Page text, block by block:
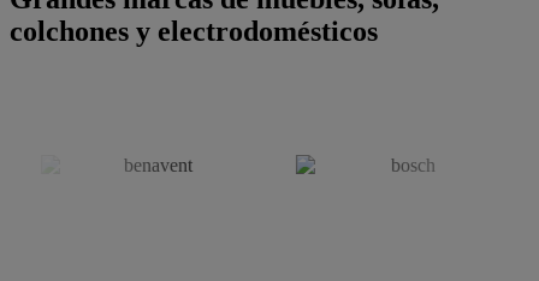
colchones y electrodomésticos